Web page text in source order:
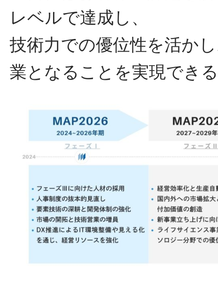
レベルで達成し、
技術力での優位性を活か
業となることを実現でき